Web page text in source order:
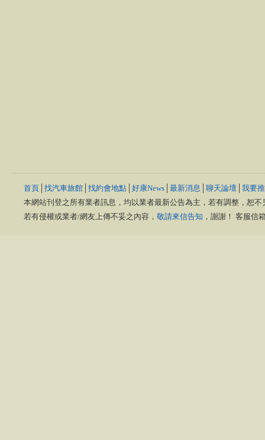
首頁 找汽車旅館 找約會地點 好康News 最新消息 聊天論壇 我要
本網站刊登之所有業者訊息，均以業者最新公告為主，若有調整，恕
若有侵權或業者/網友上傳不妥之內容， 敬請來信告知 ，謝謝！ 客服信